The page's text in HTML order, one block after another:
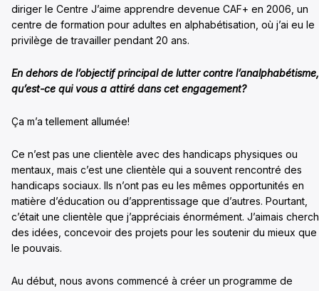
diriger le Centre J’aime apprendre devenue CAF+ en 2006, un
centre de formation pour adultes en alphabétisation, où j’ai eu le
privilège de travailler pendant 20 ans.
En dehors de l’objectif principal de lutter contre l’analphabétisme,
qu’est-ce qui vous a attiré dans cet engagement?
Ça m’a tellement allumée!
Ce n’est pas une clientèle avec des handicaps physiques ou
mentaux, mais c’est une clientèle qui a souvent rencontré des
handicaps sociaux. Ils n’ont pas eu les mêmes opportunités en
matière d’éducation ou d’apprentissage que d’autres. Pourtant,
c’était une clientèle que j’appréciais énormément. J’aimais
des idées, concevoir des projets pour les soutenir du mieux que
le pouvais.
Au début, nous avons commencé à créer un programme de